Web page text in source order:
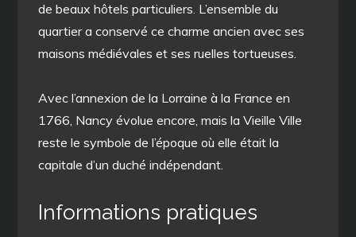
de beaux hôtels particuliers. L’ensemble du
quartier a conservé ce charme ancien avec ses
maisons médiévales et ses ruelles tortueuses.
Avec l’annexion de la Lorraine à la France en
1766, Nancy évolue encore, mais la Vieille Ville
reste le symbole de l’époque où elle était la
capitale d’un duché indépendant.
Informations pratiques